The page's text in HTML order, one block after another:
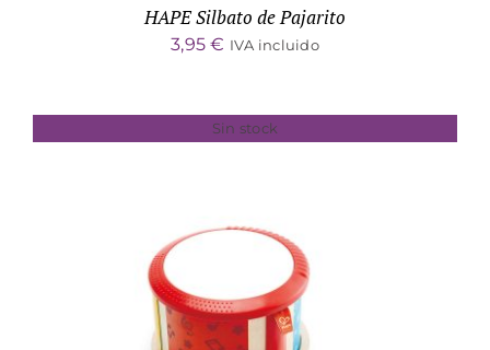
HAPE Silbato de Pajarito
3,95€ IVA incluido
Sin stock
DETALLES